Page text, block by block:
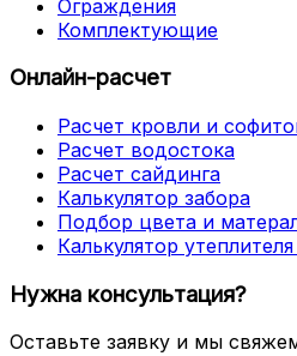
Ограждения
Комплектующие
Онлайн-расчет
Расчет кровли и
Расчет водостока
Расчет сайдинга
Калькулятор забора
Подбор цвета и
Калькулятор
Нужна консультация?
Оставьте заявку и мы